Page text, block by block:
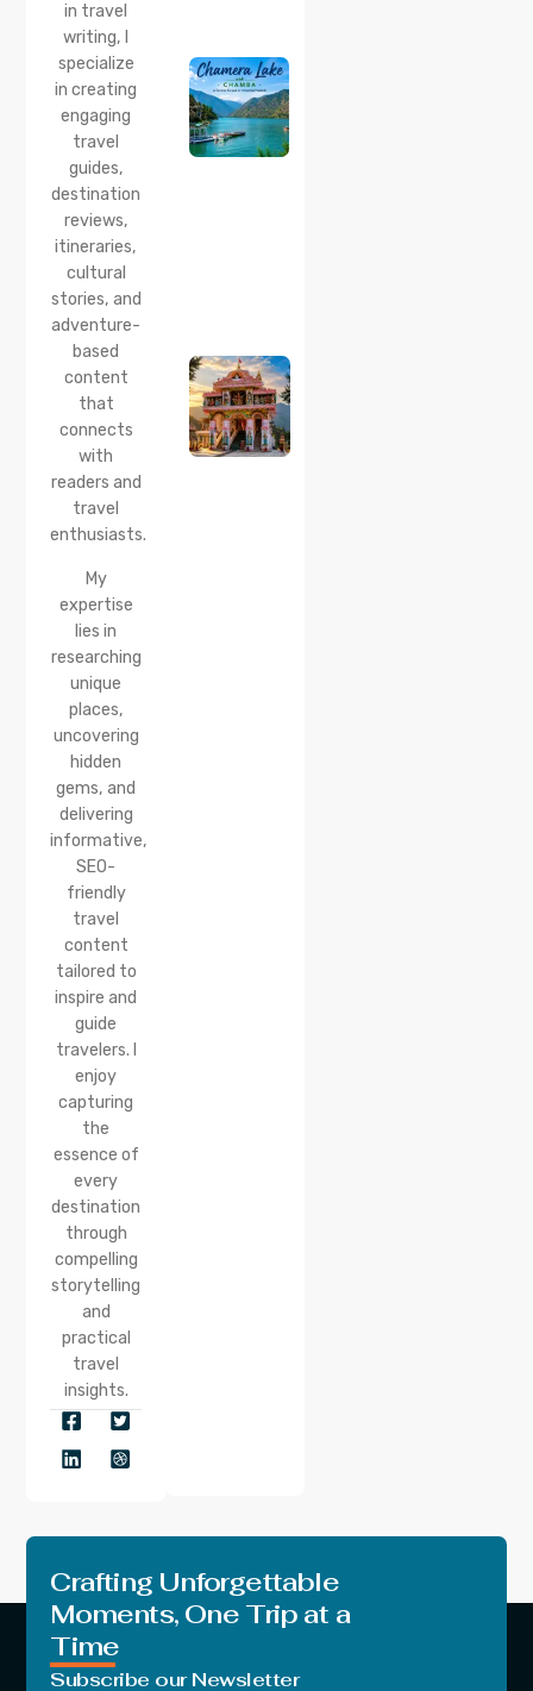
in travel
writing, I
specialize
in creating
engaging
travel
guides,
destination
reviews,
itineraries,
cultural
stories, and
adventure-
based
content
that
connects
with
readers and
travel
enthusiasts.
My
expertise
lies in
researching
unique
places,
uncovering
hidden
gems, and
delivering
informative,
SEO-
friendly
travel
content
tailored to
inspire and
guide
travelers. I
enjoy
capturing
the
essence of
every
destination
through
compelling
storytelling
and
practical
travel
insights.
Crafting Unforgettable
Moments, One Trip at a
Time
Subscribe our Newsletter